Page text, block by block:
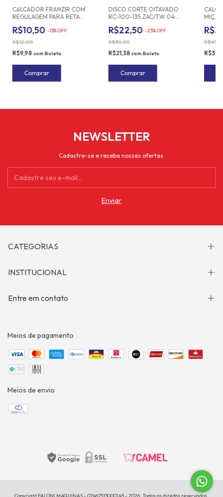
CALCADOR FRANZIR COM
REGULAGEM PARA RETA
INDUSTRIAL - P952
R$10,50 -13%OFF
R$12,00
R$9,98 com Boleto
DISCO CORTE OITAVADO
RC-100-135 ZAC/TW 04
POLEGADAS
R$22,50 -25%OFF
R$30,00
R$21,38 com Boleto
NEWSLETTER
Cadastre-se e receba nossas ofertas.
CATEGORIAS
INSTITUCIONAL
Entre em contato
Meios de pagamento
Meios de envio